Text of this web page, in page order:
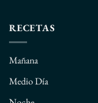
RECETAS
Mañana
Medio Día